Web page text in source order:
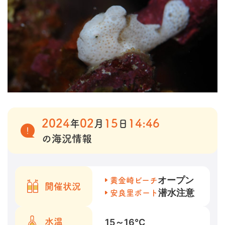
2024年02 月 15 日 14:46
の海況情報
開催状況
黄金崎ビーチオープン
安良里ボート 潜水注意
水温 15～16℃